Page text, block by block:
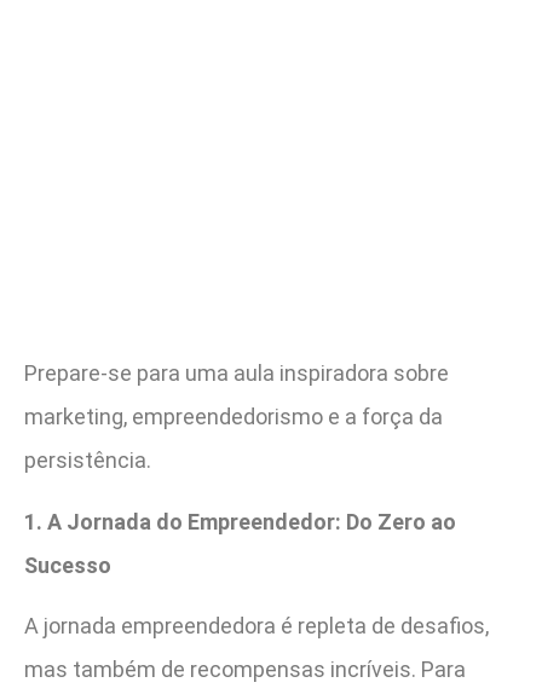
Prepare-se para uma aula inspiradora sobre
marketing, empreendedorismo e a força da
persistência.
1. A Jornada do Empreendedor: Do Zero ao
Sucesso
A jornada empreendedora é repleta de desafios,
mas também de recompensas incríveis. Para